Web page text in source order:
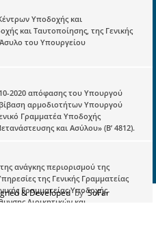
Υποδοχής και
και Ταυτοποίησης, της Γενικής
του Υπουργείου
2020 απόφασης του Υπουργού
αρμοδιοτήτων Υπουργού
Γραμματέα Υποδοχής
και Ασύλου» (Β’ 4812).
ανάγκης περιορισμού της
της Γενικής Γραμματείας
Γραμματείας Υποδοχής
Διοικητικών και
& DevelopedbySoFar